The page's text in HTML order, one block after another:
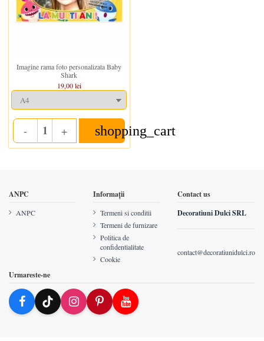
Imagine rama foto personalizata Baby
Shark
19,00 lei
- Quantity
+ shopping_cart
ANPC
ANPC
Informații
Termeni si conditii
Termeni de furnizare
Politica de
confidentialitate
Cookie
Contact us
Decoratiuni Dulci SRL
contact@decoratiunidulci.ro
Urmareste-ne